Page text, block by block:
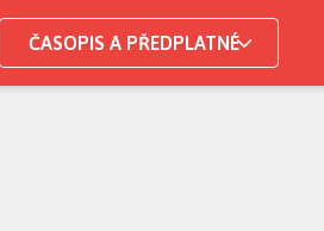
ČASOPIS A PŘEDPLATNÉ